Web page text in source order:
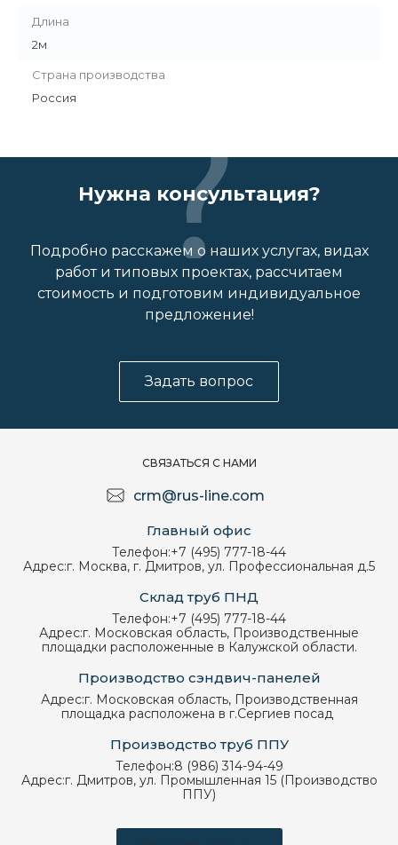
Длина
2м
Страна производства
Россия
Нужна консультация?
Подробно расскажем о наших услугах, видах
работ и типовых проектах, рассчитаем
стоимость и подготовим индивидуальное
предложение!
Задать вопрос
СВЯЗАТЬСЯ С НАМИ
crm@rus-line.com
Главный офис
Телефон:+7 (495) 777-18-44
Адрес:г. Москва, г. Дмитров, ул. Профессиональная д.5
Склад труб ПНД
Телефон:+7 (495) 777-18-44
Адрес:г. Московская область, Производственные
площадки расположенные в Калужской области.
Производство сэндвич-панелей
Адрес:г. Московская область, Производственная
площадка расположена в г.Сергиев посад
Производство труб ППУ
Телефон:8 (986) 314-94-49
Адрес:г. Дмитров, ул. Промышленная 15 (Производство
ППУ)